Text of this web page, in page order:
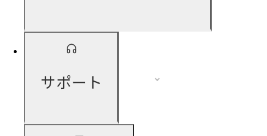
サポート